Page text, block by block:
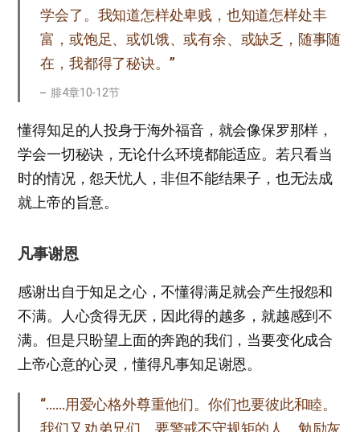
学会了。我知道怎样处卑贱，也知道怎样处丰
富，或饱足、或饥饿、或有余、或缺乏，随事随
在，我都得了秘诀。”
腓4章10-12节
懂得知足的人投身于海外福音，就会像保罗那样，
学会一切秘诀，无论什么环境都能适应。若只看当
时的情况，怨天忧人，非但不能结果子，也无法成
就上帝的旨意。
凡事谢恩
感谢出自于知足之心，不懂得满足就会产生报怨和
不满。人心贪得无厌，因此得的越多，就越感到不
满。但是只盼望上面的奔跑的我们，当要变化成合
上帝心意的心灵，懂得凡事知足谢恩。
“……用爱心格外尊重他们。你们也要彼此和睦。
我们又劝弟兄们，要警戒不守规矩的人，勉励灰